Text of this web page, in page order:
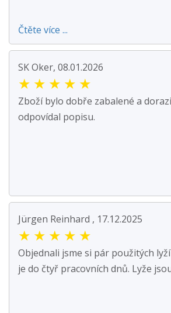
Čtěte více ...
SK Oker, 08.01.2026
★ ★ ★ ★ ★
Zboží bylo dobře zabalené a
odpovídal popisu.
Jürgen Reinhard , 17.12.2025
★ ★ ★ ★ ★
Objednali jsme si pár použitých
je do čtyř pracovních dnů. Lyže